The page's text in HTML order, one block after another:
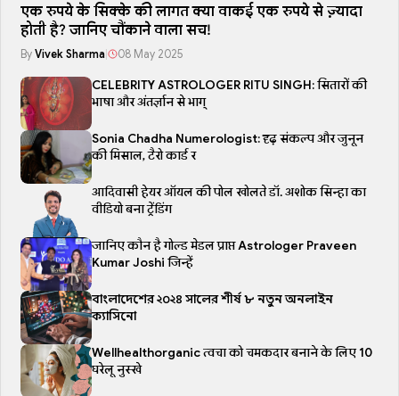
एक रुपये के सिक्के की लागत क्या वाकई एक रुपये से ज़्यादा
होती है? जानिए चौंकाने वाला सच!
By Vivek Sharma| 08 May 2025
CELEBRITY ASTROLOGER RITU SINGH: सितारों की
भाषा और अंतर्ज्ञान से भाग्
Sonia Chadha Numerologist: दृढ़ संकल्प और जुनून
की मिसाल, टैरो कार्ड र
आदिवासी हेयर ऑयल की पोल खोलते डॉ. अशोक सिन्हा का
वीडियो बना ट्रेंडिंग
जानिए कौन है गोल्ड मेडल प्राप्त Astrologer Praveen
Kumar Joshi जिन्हें
বাংলাদেশের ২০২৪ সালের শীর্ষ ৮ নতুন অনলাইন
ক্যাসিনো
Wellhealthorganic त्वचा को चमकदार बनाने के लिए 10
घरेलू नुस्खे